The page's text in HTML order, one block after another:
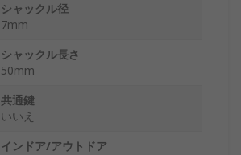
シャックル径
7mm
シャックル長さ
50mm
共通鍵
いいえ
インドア/アウトドア